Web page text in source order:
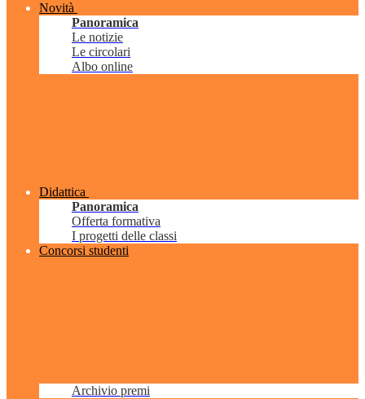
Novità
Panoramica
Le notizie
Le circolari
Albo online
Didattica
Panoramica
Offerta formativa
I progetti delle classi
Concorsi studenti
Archivio premi